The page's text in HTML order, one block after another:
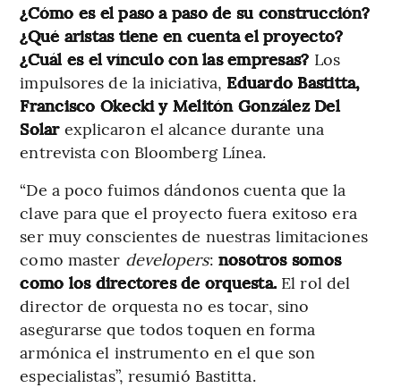
¿Cómo es el paso a paso de su construcción?
¿Qué aristas tiene en cuenta el proyecto?
¿Cuál es el vínculo con las empresas? Los
impulsores de la iniciativa, Eduardo Bastitta,
Francisco Okecki y Melitón González Del
Solarexplicaron el alcance durante una
entrevista con Bloomberg Línea.
“De a poco fuimos dándonos cuenta que la
clave para que el proyecto fuera exitoso era
ser muy conscientes de nuestras limitaciones
como master developers: nosotros somos
como los directores de orquesta. El rol del
director de orquesta no es tocar, sino
asegurarse que todos toquen en forma
armónica el instrumento en el que son
especialistas”, resumió Bastitta.